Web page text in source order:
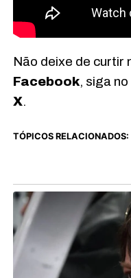
Não deixe de curtir
Facebook, siga no
X.
TÓPICOS RELACIONADOS: